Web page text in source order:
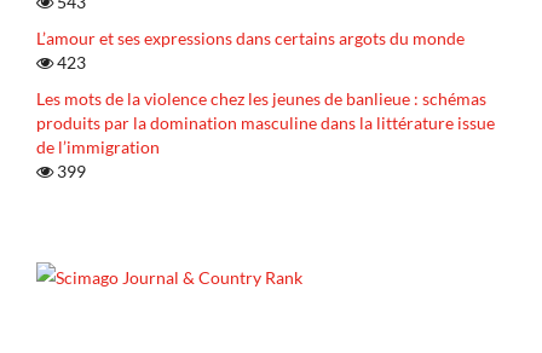
L’amour et ses expressions dans certains argots du monde
423
Les mots de la violence chez les jeunes de banlieue : schémas
produits par la domination masculine dans la littérature issue
de l’immigration
399